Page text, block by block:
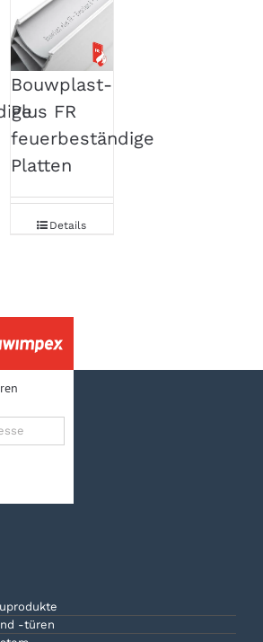
Bouwplast-
Plus FR
feuerbeständige
Platten
Details
-türen